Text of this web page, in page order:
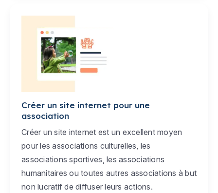
Créer un site internet pour une
association
Créer un site internet est un excellent moyen
pour les associations culturelles, les
associations sportives, les associations
humanitaires ou toutes autres associations à but
non lucratif de diffuser leurs actions.